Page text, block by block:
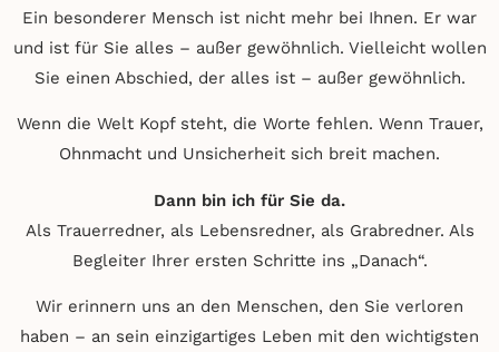
Ein besonderer Mensch ist nicht mehr bei Ihnen. Er war
und ist für Sie alles – außer gewöhnlich. Vielleicht wollen
Sie einen Abschied, der alles ist – außer gewöhnlich.
Wenn die Welt Kopf steht, die Worte fehlen. Wenn Trauer,
Ohnmacht und Unsicherheit sich breit machen.
Dann bin ich für Sie da.
Als Trauerredner, als Lebensredner, als Grabredner. Als
Begleiter Ihrer ersten Schritte ins „Danach“.
Wir erinnern uns an den Menschen, den Sie verloren
haben – an sein einzigartiges Leben mit den wichtigsten